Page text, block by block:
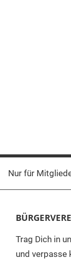
Nur für
Trag Dich in
und verpasse